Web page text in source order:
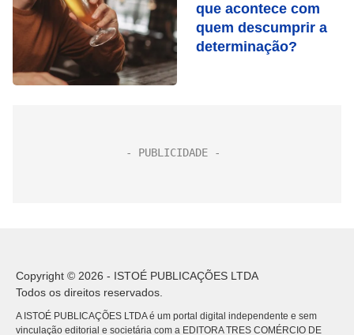
que acontece com
quem descumprir a
determinação?
Copyright © 2026 - ISTOÉ PUBLICAÇÕES LTDA
Todos os direitos reservados.
A ISTOÉ PUBLICAÇÕES LTDA é um portal digital independente e sem
vinculação editorial e societária com a EDITORA TRES COMÉRCIO DE